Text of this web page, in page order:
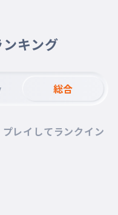
キング
総合
レイしてランクイン